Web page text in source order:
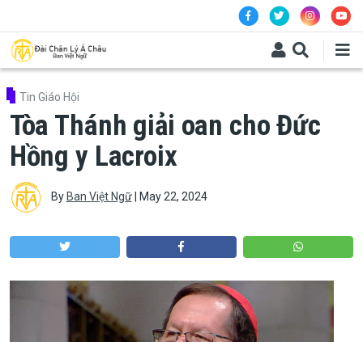
Tin Giáo Hội
Tòa Thánh giải oan cho Đức
Hồng y Lacroix
By Ban Việt Ngữ| May 22, 2024